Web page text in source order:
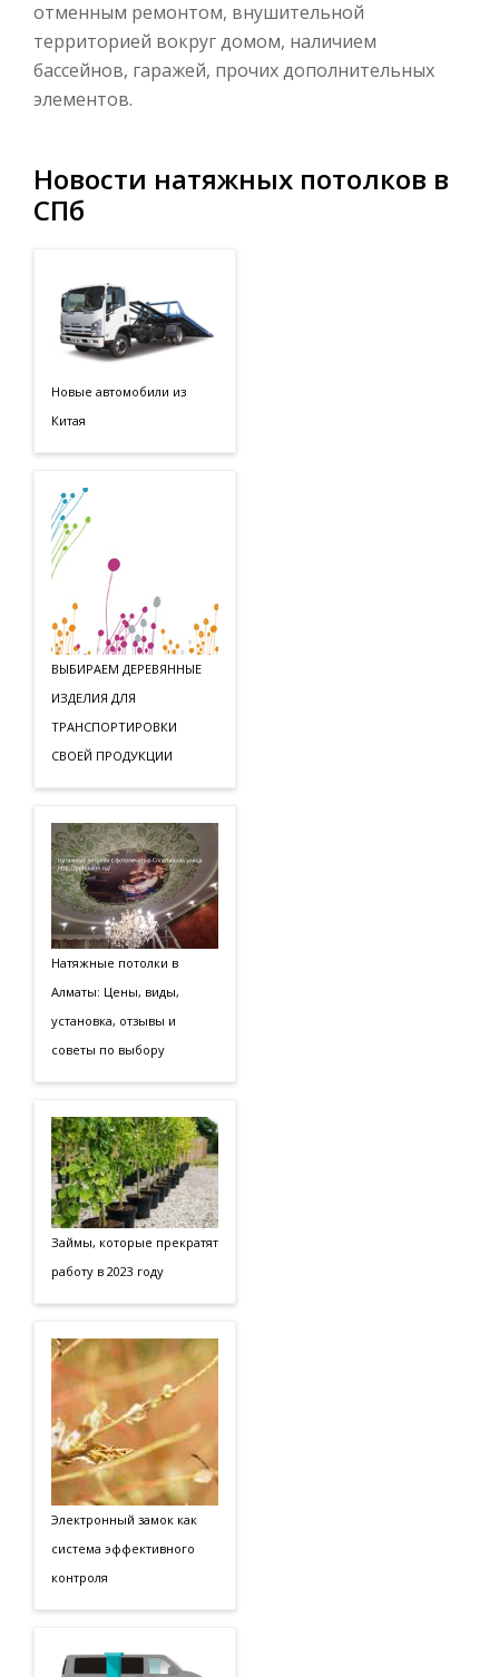
отменным ремонтом, внушительной
территорией вокруг домом, наличием
бассейнов, гаражей, прочих дополнительных
элементов.
Новости натяжных потолков в
СПб
Новые автомобили из
Китая
ВЫБИРАЕМ ДЕРЕВЯННЫЕ
ИЗДЕЛИЯ ДЛЯ
ТРАНСПОРТИРОВКИ
СВОЕЙ ПРОДУКЦИИ
Натяжные потолки в
Алматы: Цены, виды,
установка, отзывы и
советы по выбору
Займы, которые прекратят
работу в 2023 году
Электронный замок как
система эффективного
контроля